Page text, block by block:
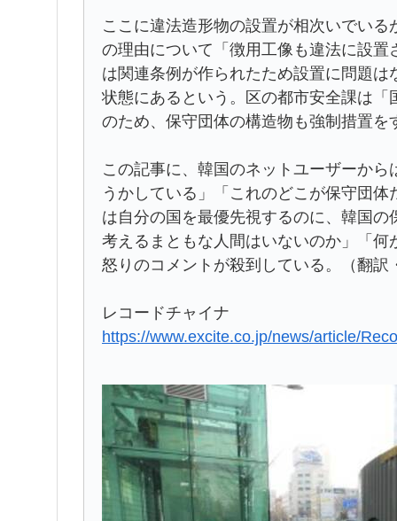
ここに違法造形物の設置が相次いでい
の理由について「徴用工像も違法に設
は関連条例が作られたため設置に問題
状態にあるという。区の都市安全課は
のため、保守団体の構造物も強制措置
この記事に、韓国のネットユーザーか
うかしている」「これのどこが保守団
は自分の国を最優先視するのに、韓国
考えるまともな人間はいないのか」「
怒りのコメントが殺到している。（翻訳
レコードチャイナ
https://www.excite.co.jp/news/article/